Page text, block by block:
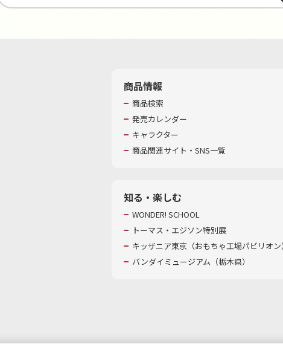
商品情報
商品検索
発売カレンダー
キャラクター
商品関連サイト・SNS一覧
知る・楽しむ
WONDER! SCHOOL
トーマス・エジソン特別展
キッザニア東京（おもちゃ工場パビリオ
バンダイミュージアム（栃木県）